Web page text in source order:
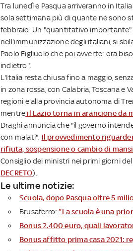
Tra lunedì e Pasqua arriveranno in
sola settimana più di quante ne sono
febbraio. Un "quantitativo
nell'immunizzazione degli italiani, si
Paolo Figliuolo che poi avverte: ora
indietro".
L'Italia resta chiusa fino a maggio,
in zona rossa, con Calabria, Toscana e
regioni e alla provincia autonoma di
mentre il Lazio torna in arancione da
Draghi annuncia che "il governo
con malati". Il provvedimento
rifiuta, sospensione o cambio di
Consiglio dei ministri nei primi giorni
DECRETO).
Le ultime notizie:
Scuola, dopo Pasqua oltre 5
Brusaferro:“La scuola è una
Bonus 2.400 euro, quali
Bonus affitto prima casa 2021: